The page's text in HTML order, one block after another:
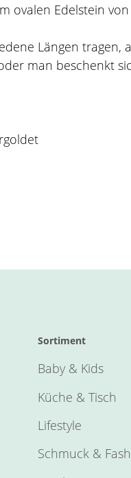
ovalen Edelstein von
Längen
man beschenkt
Sortiment
Baby & Kids
Küche & Tisch
Lifestyle
Schmuck &